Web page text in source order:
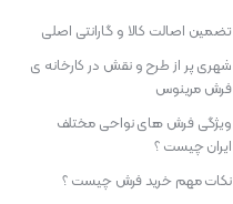
تضمین اصالت کالا و گارانتی اصلی
شهری پر از طرح و نقش در کارخانه ی
فرش مرینوس
ویژگی‌ فرش‌ های نواحی مختلف
ایران چیست ؟
نکات مهم خرید فرش چیست ؟